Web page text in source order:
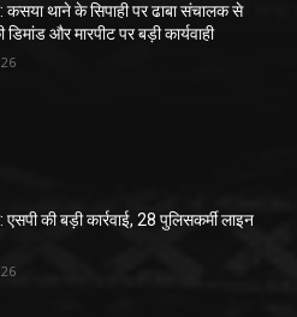
कसया थाने के सिपाही पर ढाबा संचालक से
और मारपीट पर बड़ी कार्यवाही
की बड़ी कार्रवाई, 28 पुलिसकर्मी लाइन